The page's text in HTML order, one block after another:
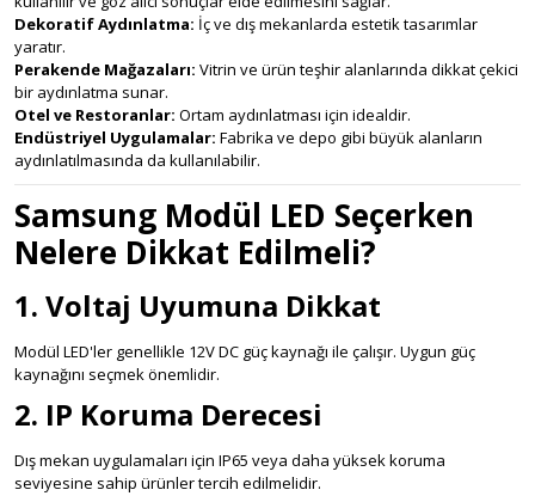
Dekoratif Aydınlatma: İç ve dış mekanlarda estetik tasarımlar
yaratır.
Perakende Mağazaları: Vitrin ve ürün teşhir alanlarında dikkat çekici
bir aydınlatma sunar.
Otel ve Restoranlar: Ortam aydınlatması için idealdir.
Endüstriyel Uygulamalar: Fabrika ve depo gibi büyük alanların
aydınlatılmasında da kullanılabilir.
Samsung Modül LED Seçerken
Nelere Dikkat Edilmeli?
1. Voltaj Uyumuna Dikkat
Modül LED'ler genellikle 12V DC güç kaynağı ile çalışır. Uygun güç
kaynağını seçmek önemlidir.
2. IP Koruma Derecesi
Dış mekan uygulamaları için IP65 veya daha yüksek koruma
seviyesine sahip ürünler tercih edilmelidir.